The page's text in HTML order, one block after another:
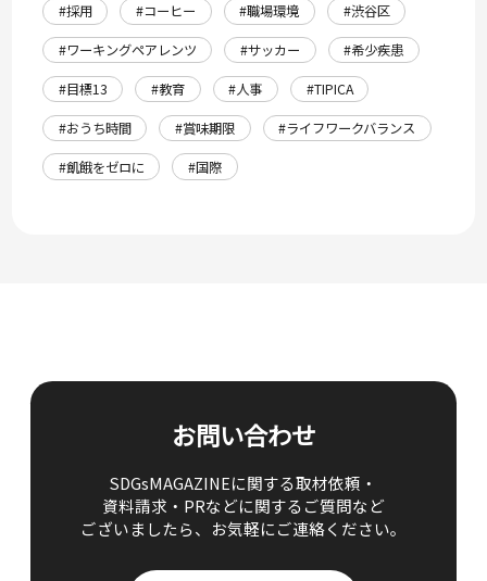
#採用
#コーヒー #職場環境
#渋谷区
#ワーキングペアレンツ
#サッカー
#希少疾患
#目標13
#教育 #人事
#TIPICA
#おうち時間
#賞味期限
#ライフワークバランス
#飢餓をゼロに
#国際
お問い合わせ
SDGsMAGAZINEに関する取材依頼・
資料請求・PRなどに関するご質問など
ございましたら、 お気軽にご連絡ください。